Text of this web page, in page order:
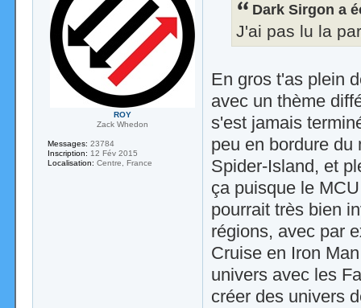
Dark Sirgon a
J'ai pas lu la
En gros t'as plein
avec un thème
s'est jamais
peu en bordure du
Spider-Island, et
ça puisque le
pourrait très bien
régions, avec par
Cruise en Iron
univers avec les
créer des univers
ROY
Zack Whedon
Messages: 23784
Inscription: 12 Fév 2015
Localisation: Centre, France